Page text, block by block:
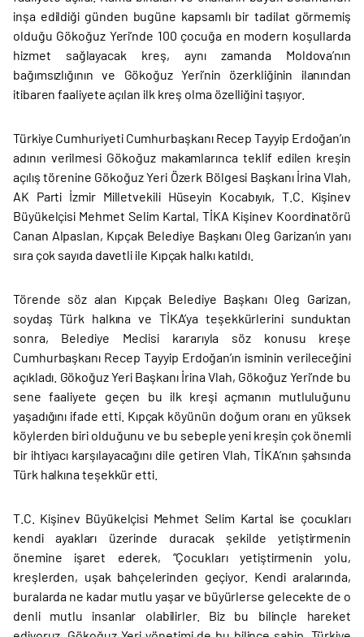
inşa edildiği günden bugüne kapsamlı bir tadilat görmemiş
olduğu Gökoğuz Yeri’nde 100 çocuğa en modern koşullarda
hizmet sağlayacak kreş, aynı zamanda Moldova’nın
bağımsızlığının ve Gökoğuz Yeri’nin özerkliğinin ilanından
itibaren faaliyete açılan ilk kreş olma özelliğini taşıyor.
Türkiye Cumhuriyeti Cumhurbaşkanı Recep Tayyip Erdoğan’ın
adının verilmesi Gökoğuz makamlarınca teklif edilen kreşin
açılış törenine Gökoğuz Yeri Özerk Bölgesi Başkanı İrina Vlah,
AK Parti İzmir Milletvekili Hüseyin Kocabıyık, T.C. Kişinev
Büyükelçisi Mehmet Selim Kartal, TİKA Kişinev Koordinatörü
Canan Alpaslan, Kıpçak Belediye Başkanı Oleg Garizan’ın yanı
sıra çok sayıda davetli ile Kıpçak halkı katıldı.
Törende söz alan Kıpçak Belediye Başkanı Oleg Garizan,
soydaş Türk halkına ve TİKA’ya teşekkürlerini sunduktan
sonra, Belediye Meclisi kararıyla söz konusu kreşe
Cumhurbaşkanı Recep Tayyip Erdoğan’ın isminin verileceğini
açıkladı. Gökoğuz Yeri Başkanı İrina Vlah, Gökoğuz Yeri’nde bu
sene faaliyete geçen bu ilk kreşi açmanın mutluluğunu
yaşadığını ifade etti. Kıpçak köyünün doğum oranı en yüksek
köylerden biri olduğunu ve bu sebeple yeni kreşin çok önemli
bir ihtiyacı karşılayacağını dile getiren Vlah, TİKA’nın şahsında
Türk halkına teşekkür etti.
T.C. Kişinev Büyükelçisi Mehmet Selim Kartal ise çocukları
kendi ayakları üzerinde duracak şekilde yetiştirmenin
önemine işaret ederek, “Çocukları yetiştirmenin yolu,
kreşlerden, uşak bahçelerinden geçiyor. Kendi aralarında,
buralarda ne kadar mutlu yaşar ve büyürlerse gelecekte de o
denli mutlu insanlar olabilirler. Biz bu bilinçle hareket